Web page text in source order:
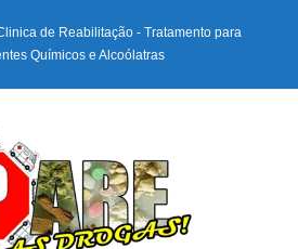
de Reabilitação - Tratamento para
Químicos e Alcoólatras